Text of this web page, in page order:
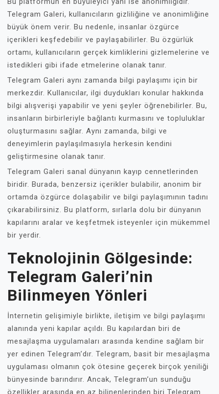
Telegram Galeri, kullanıcıların gizliliğine ve anonimliğine
büyük önem verir. Bu nedenle, insanlar özgürce
içerikleri keşfedebilir ve paylaşabilirler. Bu özgürlük
ortamı, kullanıcıların gerçek kimliklerini gizlemelerine ve
istedikleri gibi ifade etmelerine olanak tanır.
Telegram Galeri aynı zamanda bilgi paylaşımı için bir
merkezdir. Kullanıcılar, ilgi duydukları konular hakkında
bilgi alışverişi yapabilir ve yeni şeyler öğrenebilirler. Bu,
insanların birbirleriyle bağlantı kurmasını ve topluluklar
oluşturmasını sağlar. Aynı zamanda, bilgi ve
deneyimlerin paylaşılmasıyla herkesin kendini
geliştirmesine olanak tanır.
Telegram Galeri sanal dünyanın kayıp cennetlerinden
biridir. Burada, benzersiz içerikler bulabilir, anonim bir
ortamda özgürce dolaşabilir ve bilgi paylaşımının tadını
çıkarabilirsiniz. Bu platform, sırlarla dolu bir dünyanın
kapılarını aralar ve keşfetmek isteyenler için mükemmel
bir yerdir.
Teknolojinin Gölgesinde:
Telegram Galeri’nin
Bilinmeyen Yönleri
İnternetin gelişimiyle birlikte, iletişim ve bilgi paylaşımı
alanında yeni kapılar açıldı. Bu kapılardan biri de
mesajlaşma uygulamaları arasında kendine sağlam bir
yer edinen Telegram’dır. Telegram, basit bir mesajlaşma
uygulaması olmanın çok ötesine geçerek birçok yeniliği
bünyesinde barındırır. Ancak, Telegram’un sunduğu
özellikler arasında en az bilinenlerinden biri Telegram